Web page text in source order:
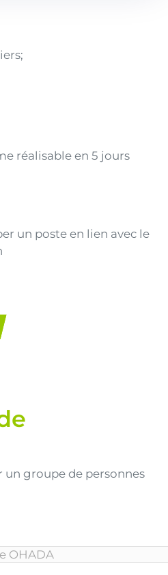
réalisable en 5 jours
un poste en lien avec le
groupe de personnes